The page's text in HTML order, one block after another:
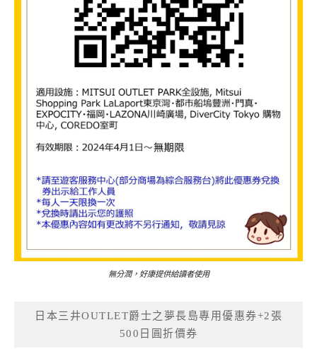
無分潤，好康提供給讀者使用
日本三井OUTLET爵士之夢長島專用優惠券+2張
500日圓折價券